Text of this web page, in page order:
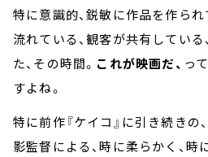
特に意識的、鋭敏に作品を作ら
流れている、観客が共有してい
た、その時間。 これが映画だ、 っ
すよね。
特に前作『ケイコ』に引き続きの
影監督による、時に柔らかく、時